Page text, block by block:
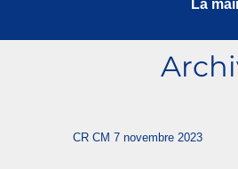
La
CR CM 7 novembre 2023